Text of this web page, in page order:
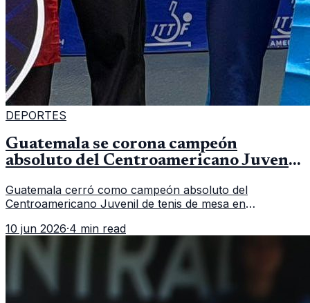
DEPORTES
Guatemala se corona campeón
absoluto del Centroamericano Juvenil
Guatemala cerró como campeón absoluto del
Centroamericano Juvenil de tenis de mesa en
cobertura oficial difundida por CDAG.
10 jun 2026·4 min read